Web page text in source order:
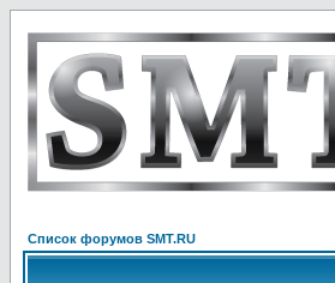
Список форумов SMT.RU